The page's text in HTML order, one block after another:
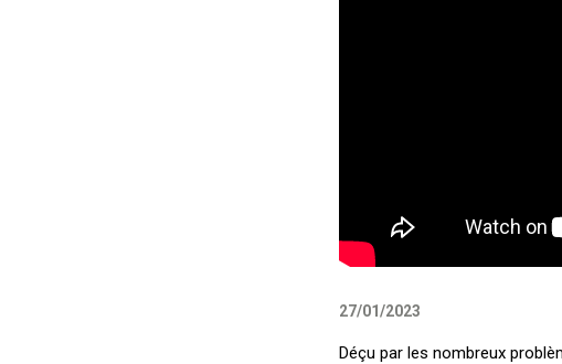
27/01/2023
Déçu par les nombreux